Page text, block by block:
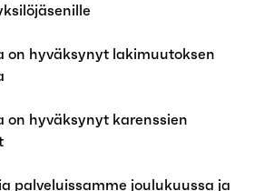
on hyväksynyt lakimuutoksen
on hyväksynyt karenssien
palveluissamme joulukuussa ja